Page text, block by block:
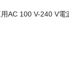
AC 100 V-240 V電